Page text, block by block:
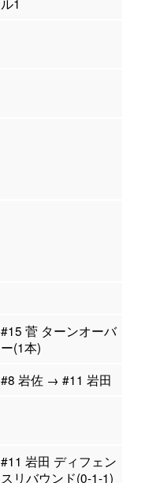
#15 菅 ターンオーバ
ー(1本)
#8 岩佐 → #11 岩田
#11 岩田 ディフェン
スリバウンド(0-1-1)